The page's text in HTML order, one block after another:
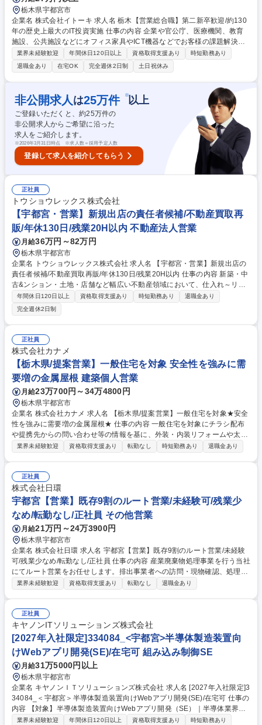
栃木県宇都宮市
企業名 株式会社イトーキ 求人名 栃木【営業総合職】第二新卒歓迎/約130
年の歴史上最大のIT投資実施 仕事の内容 企業や官公庁、医療機関、教育
施設、公共施設などにオフィス家具やICT機器などでお客様の課題解決を
するソリューション営業を行っていただきます。商品の提案だけでなく空
間そのものを提案する為、社内デザイナー や各分野の専門家とプランを作
成し、提案に向けシナリオ作成をお任せ。【特徴】ただオフィス家具を売
る「モノ」売りではなく、空間デザインを提案する「コト」売り営業で、
扱う金額も大きく場合によっては経営者と仕事をする機会もございます
【募集背景】働く環境の多様化やオフィス回帰ニーズの高まりを背景に事
業が拡大中。売上高は4期連続、営業利益は3期連続で過去最高を更新！さ
らなる事業成長と組織強化に向けた増員募集 募集職種 栃木【営業総合
職】第二新卒歓迎/約130年の歴史上最大のIT投資実施
業界未経験歓迎 年間休日120日以上 資格取得支援あり
時短勤務あり
退職金あり
在宅OK 完全週休2日制 土日祝休み
非公開求人 は25万件 ※以上
ご登録いただくと、約25万件の
非公開求人からご希望に沿った
求人をご紹介します。
※2026年3月31日時点 ※求人数＝採用予定人数
登録して求人を紹介してもらう
正社員
トウショウレックス株式会社
【宇都宮・営業】新規出店の責任者候補/不動産買取再
販/年休130日/残業20H以内 不動産法人営業
月給36万円～82万円
栃木県宇都宮市
企業名 トウショウレックス株式会社 求人名 【宇都宮・営業】新規出店の
責任者候補/不動産買取再販/年休130日/残業20H以内 仕事の内容 新築・中
古&ンション・土地・店舗など幅広い不動産領域において、仕入れ～リノ
ベーション～販売までの事業全体を統括するポジションです。この度、事
業拡大に伴い宇都宮に新店をOPENすることになりました。 ■事業推進・
収益最大化：仕入れ戦略立案・実行／買取再販事業収益管理／リノベーシ
ョン企画品質・コスト・スケジュール統括／販売戦略設計■組織統括：KPI
設計・進捗管理／育成・指導／組織課題抽出と改善■対外折衝・ネットワ
ーク構築：不動産仲介会社・金融機関との関係構築・強化／優良物件情報
の取得ルート開拓■経営連携：経営層へのレポーティング／事業計画策定
および実行／新規事業・新エリア展開検討 募集職種 【宇都宮・営業】新
規出店の責任者候補/不動産買取再販/年休130日/残業20H以内
年間休日120日以上 資格取得支援あり 時短勤務あり
退職金あり
完全週休2日制
正社員
株式会社カナメ
【栃木県/提案営業】一般住宅を対象 安全性を強みに需
要増の金属屋根 建築個人営業
月給23万700円～34万4800円
栃木県宇都宮市
企業名 株式会社カナメ 求人名 【栃木県/提案営業】一般住宅を対象★安全
性を強みに需要増の金属屋根★ 仕事の内容 一般住宅を対象にチラシ配布
や提携先からの問い合わせ等の情報を基に、外装・内装リフォームや太陽
光発電システムの導入提案をお任せします。 ◆内装リフォームや太陽光発
査・提案書・見積書作成 ◆お客様への見積提出・契約手続き 募集職種
【栃木県/提案営業】一般住宅を対象★安全性を強みに需要増の金属屋根★
業界未経験歓迎 資格取得支援あり 転勤なし 時短勤務あり 退職金あり
正社員
株式会社日環
宇都宮【営業】既存9割のルート営業/未経験可/残業少
なめ/転勤なし/正社員 その他営業
月給21万円～24万3900円
栃木県宇都宮市
企業名 株式会社日環 求人名 宇都宮【営業】既存9割のルート営業/未経験
可/残業少なめ/転勤なし/正社員 仕事の内容 産業廃棄物処理事業を行う当社
にてルート営業をお任せします。排出事業者への訪問・現物確認、処理先
業者との調整・提案を行い、既存顧客を中心に長年の信頼関係を維持・発
最適な処理方法・プランの提案■処理先業者とのスケジュールや受け入れ
に関する調整業務※既存顧客が9割、新規開拓は1割程度と信頼関係の維持
が中心です。※1日に4～5社程度を訪問し、1人あたり20～30社程度を担
当します。※入社後は丁寧なOJTがあり未経験でも安心です。 募集職種
宇都宮【営業】既存9割のルート営業/未経験可/残業少なめ/転勤なし/正社
員
業界未経験歓迎 資格取得支援あり 転勤なし 退職金あり
正社員
キヤノンITソリューションズ株式会社
[2027年入社限定]334084_<宇都宮>半導体製造装置向
けWebアプリ開発(SE)/在宅可 組み込み制御SE
月給31万5000円以上
栃木県宇都宮市
企業名 キヤノンＩＴソリューションズ株式会社 求人名 [2027年入社限定]3
34084_＜宇都宮＞半導体製造装置向けWebアプリ開発(SE)/在宅可 仕事の
内容 【対象】半導体製造装置向けWebアプリ開発（SE）｜半導体業界向
けシステム開発・リモート可（30名規模プロジェクト） 【役割】SE 【内
業界未経験歓迎 年間休日120日以上 資格取得支援あり
時短勤務あり